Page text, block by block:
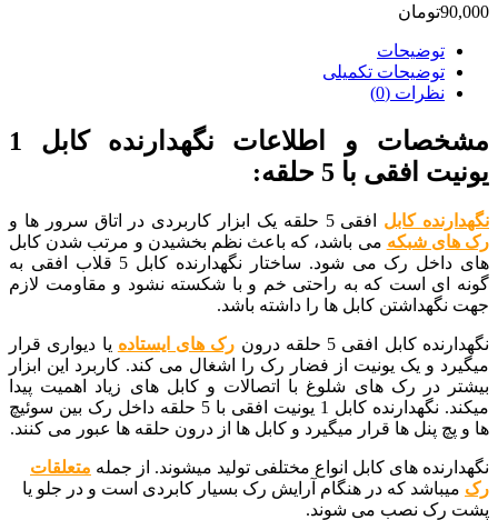
90,000تومان
توضیحات
توضیحات تکمیلی
نظرات (0)
مشخصات و اطلاعات نگهدارنده کابل 1
یونیت افقی با 5 حلقه:
نگهدارنده کابل افقی 5 حلقه یک ابزار کاربردی در اتاق سرور ها و
رک های شبکه می باشد، که باعث نظم بخشیدن و مرتب شدن کابل
های داخل رک می شود. ساختار نگهدارنده کابل 5 قلاب افقی به
گونه ای است که به راحتی خم و با شکسته نشود و مقاومت لازم
جهت نگهداشتن کابل ها را داشته باشد.
نگهدارنده کابل افقی 5 حلقه درون رک های ایستاده یا دیواری قرار
میگیرد و یک یونیت از فضار رک را اشغال می کند. کاربرد این ابزار
بیشتر در رک های شلوغ با اتصالات و کابل های زیاد اهمیت پیدا
میکند. نگهدارنده کابل 1 یونیت افقی با 5 حلقه داخل رک بین سوئیچ
ها و پچ پنل ها قرار میگیرد و کابل ها از درون حلقه ها عبور می کنند.
نگهدارنده های کابل انواع مختلفی تولید میشوند. از جمله متعلقات
رک میباشد که در هنگام آرایش رک بسیار کابردی است و در جلو یا
پشت رک نصب می شوند.